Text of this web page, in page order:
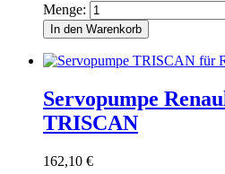
Menge:
In den Warenkorb
Servopumpe
TRISCAN
162,10 €